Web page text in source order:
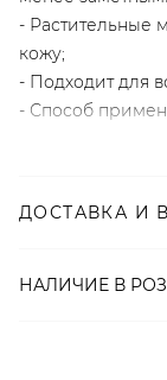
- Растительные
кожу;
- Подходит для
- Способ
область
создает
ДОСТАВКА И
НАЛИЧИЕ В